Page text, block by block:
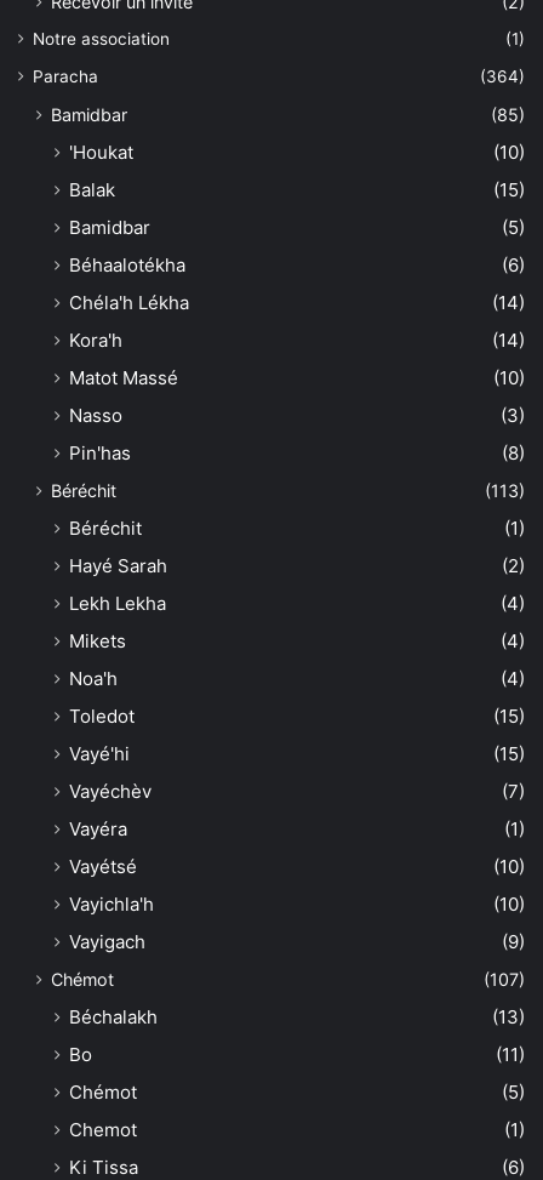
Notre association
(1)
Paracha
(364)
Bamidbar (85)
'Houkat
(10)
Balak
(15)
Bamidbar
(5)
Béhaalotékha
(6)
Chéla'h Lékha
(14)
Kora'h
(14)
Matot Massé
(10)
Nasso
(3)
Pin'has
(8)
Béréchit (113)
Béréchit
(1)
Hayé Sarah
(2)
Lekh Lekha
(4)
Mikets
(4)
Noa'h
(4)
Toledot
(15)
Vayé'hi
(15)
Vayéchèv
(7)
Vayéra
(1)
Vayétsé
(10)
Vayichla'h
(10)
Vayigach
(9)
Chémot (107)
Béchalakh
(13)
Bo
(11)
Chémot
(5)
Chemot
(1)
Ki Tissa
(6)